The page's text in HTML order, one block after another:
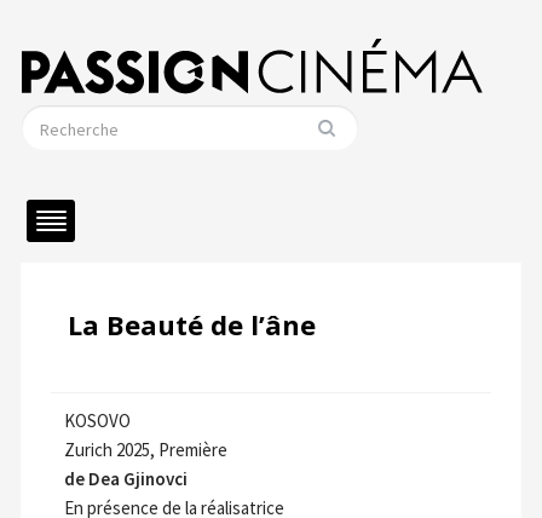
La Beauté de l’âne
KOSOVO
Zurich 2025, Première
de Dea Gjinovci
En présence de la réalisatrice